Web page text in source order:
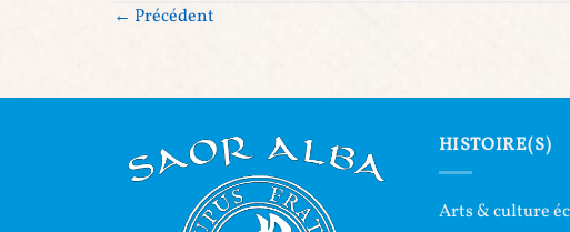
← Précédent
HISTOIRE(S)
Arts & culture